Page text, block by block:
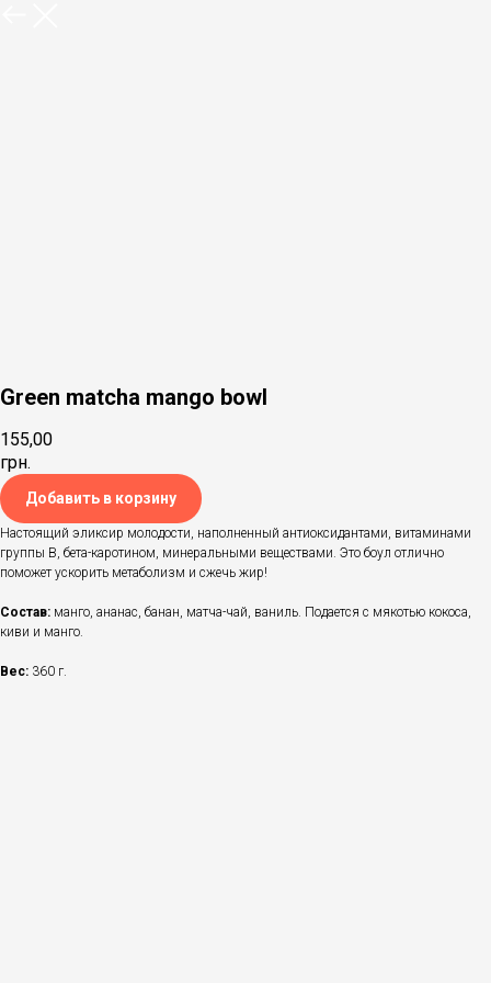
Green matcha mango bowl
155,00
грн.
Добавить в корзину
Настоящий эликсир молодости, наполненный антиоксидантами, витаминами
группы В, бета-каротином, минеральными веществами. Это боул отлично
поможет ускорить метаболизм и сжечь жир!
Состав: манго, ананас, банан, матча-чай, ваниль. Подается с мякотью кокоса,
киви и манго.
Вес: 360 г.